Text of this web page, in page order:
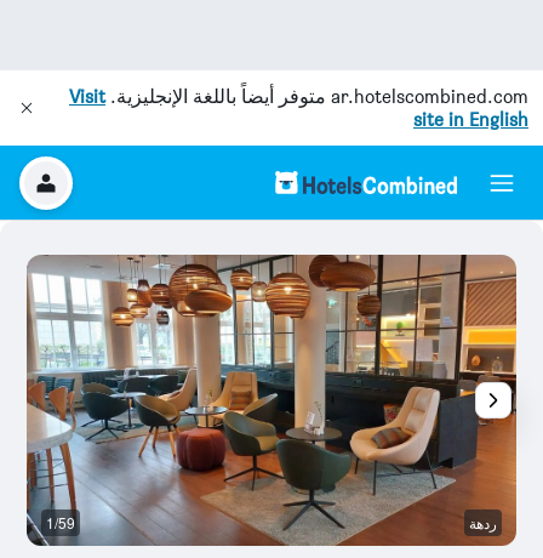
ar.hotelscombined.com متوفر أيضاً باللغة الإنجليزية.Visit
site in English
ردهة 1/59